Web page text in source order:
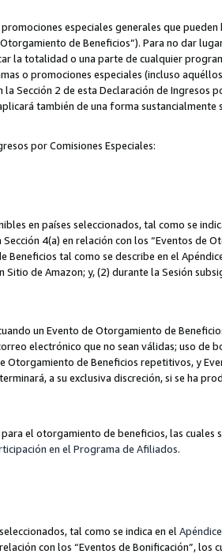
especiales generales que
de Beneficios”). Para no dar
la totalidad o una parte de cualquier
o promociones especiales (incluso
Sección 2 de esta Declaración de
también de una forma
por Comisiones Especiales:
en países seleccionados, tal como se
4(a) en relación con los “Eventos de
tal como se describe en el
de Amazon; y, (2) durante la Sesión
un Evento de Otorgamiento de
electrónico que no sean válidas; uso
Otorgamiento de Beneficios repetitivos, y
a su exclusiva discreción, si se ha
el otorgamiento de beneficios, las cuales
en el Programa de Afiliados.
tal como se indica en el Apéndice
con los “Eventos de Bonificación”,